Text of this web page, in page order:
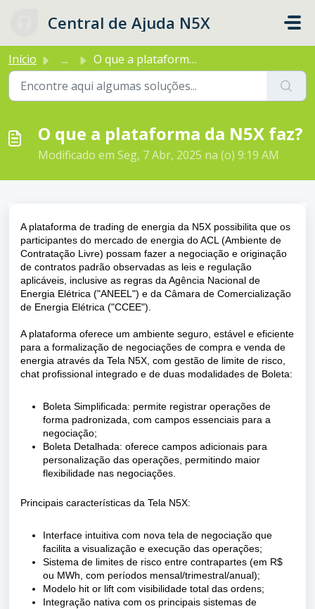
Central de Ajuda N5X
Início ... O que a plataforma da N5X faz?
O que a plataforma da N5X faz?
Modificado em Seg, 7 Abr, 2025 na (o) 9:19 AM
A plataforma de trading de energia da N5X possibilita que os
participantes do mercado de energia do ACL (Ambiente de
Contratação Livre) possam fazer a negociação e originação
de contratos padrão observadas as leis e regulação
aplicáveis, inclusive as regras da Agência Nacional de
Energia Elétrica ("ANEEL") e da Câmara de Comercialização
de Energia Elétrica ("CCEE").
A plataforma oferece um ambiente seguro, estável e eficiente
para a formalização de negociações de compra e venda de
energia através da Tela N5X, com gestão de limite de risco,
chat profissional integrado e de duas modalidades de Boleta:
Boleta Simplificada: permite registrar operações de
forma padronizada, com campos essenciais para a
negociação;
Boleta Detalhada: oferece campos adicionais para
personalização das operações, permitindo maior
flexibilidade nas negociações.
Principais características da Tela N5X:
Interface intuitiva com nova tela de negociação que
facilita a visualização e execução das operações;
Sistema de limites de risco entre contrapartes (em R$
ou MWh, com períodos mensal/trimestral/anual);
Modelo hit or lift com visibilidade total das ordens;
Integração nativa com os principais sistemas de